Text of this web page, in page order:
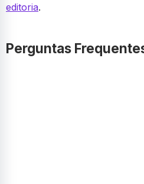
editoria.
Perguntas